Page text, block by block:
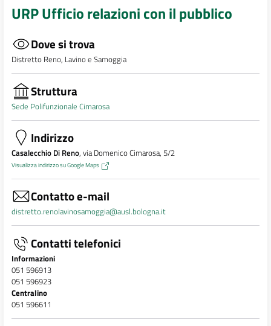
URP Ufficio relazioni con il pubblico
Dove si trova
Distretto Reno, Lavino e Samoggia
Struttura
Sede Polifunzionale Cimarosa
Indirizzo
Casalecchio Di Reno, via Domenico Cimarosa, 5/2
Visualizza indirizzo su Google Maps
Contatto e-mail
distretto.renolavinosamoggia@ausl.bologna.it
Contatti telefonici
Informazioni
051 596913
051 596923
Centralino
051 596611